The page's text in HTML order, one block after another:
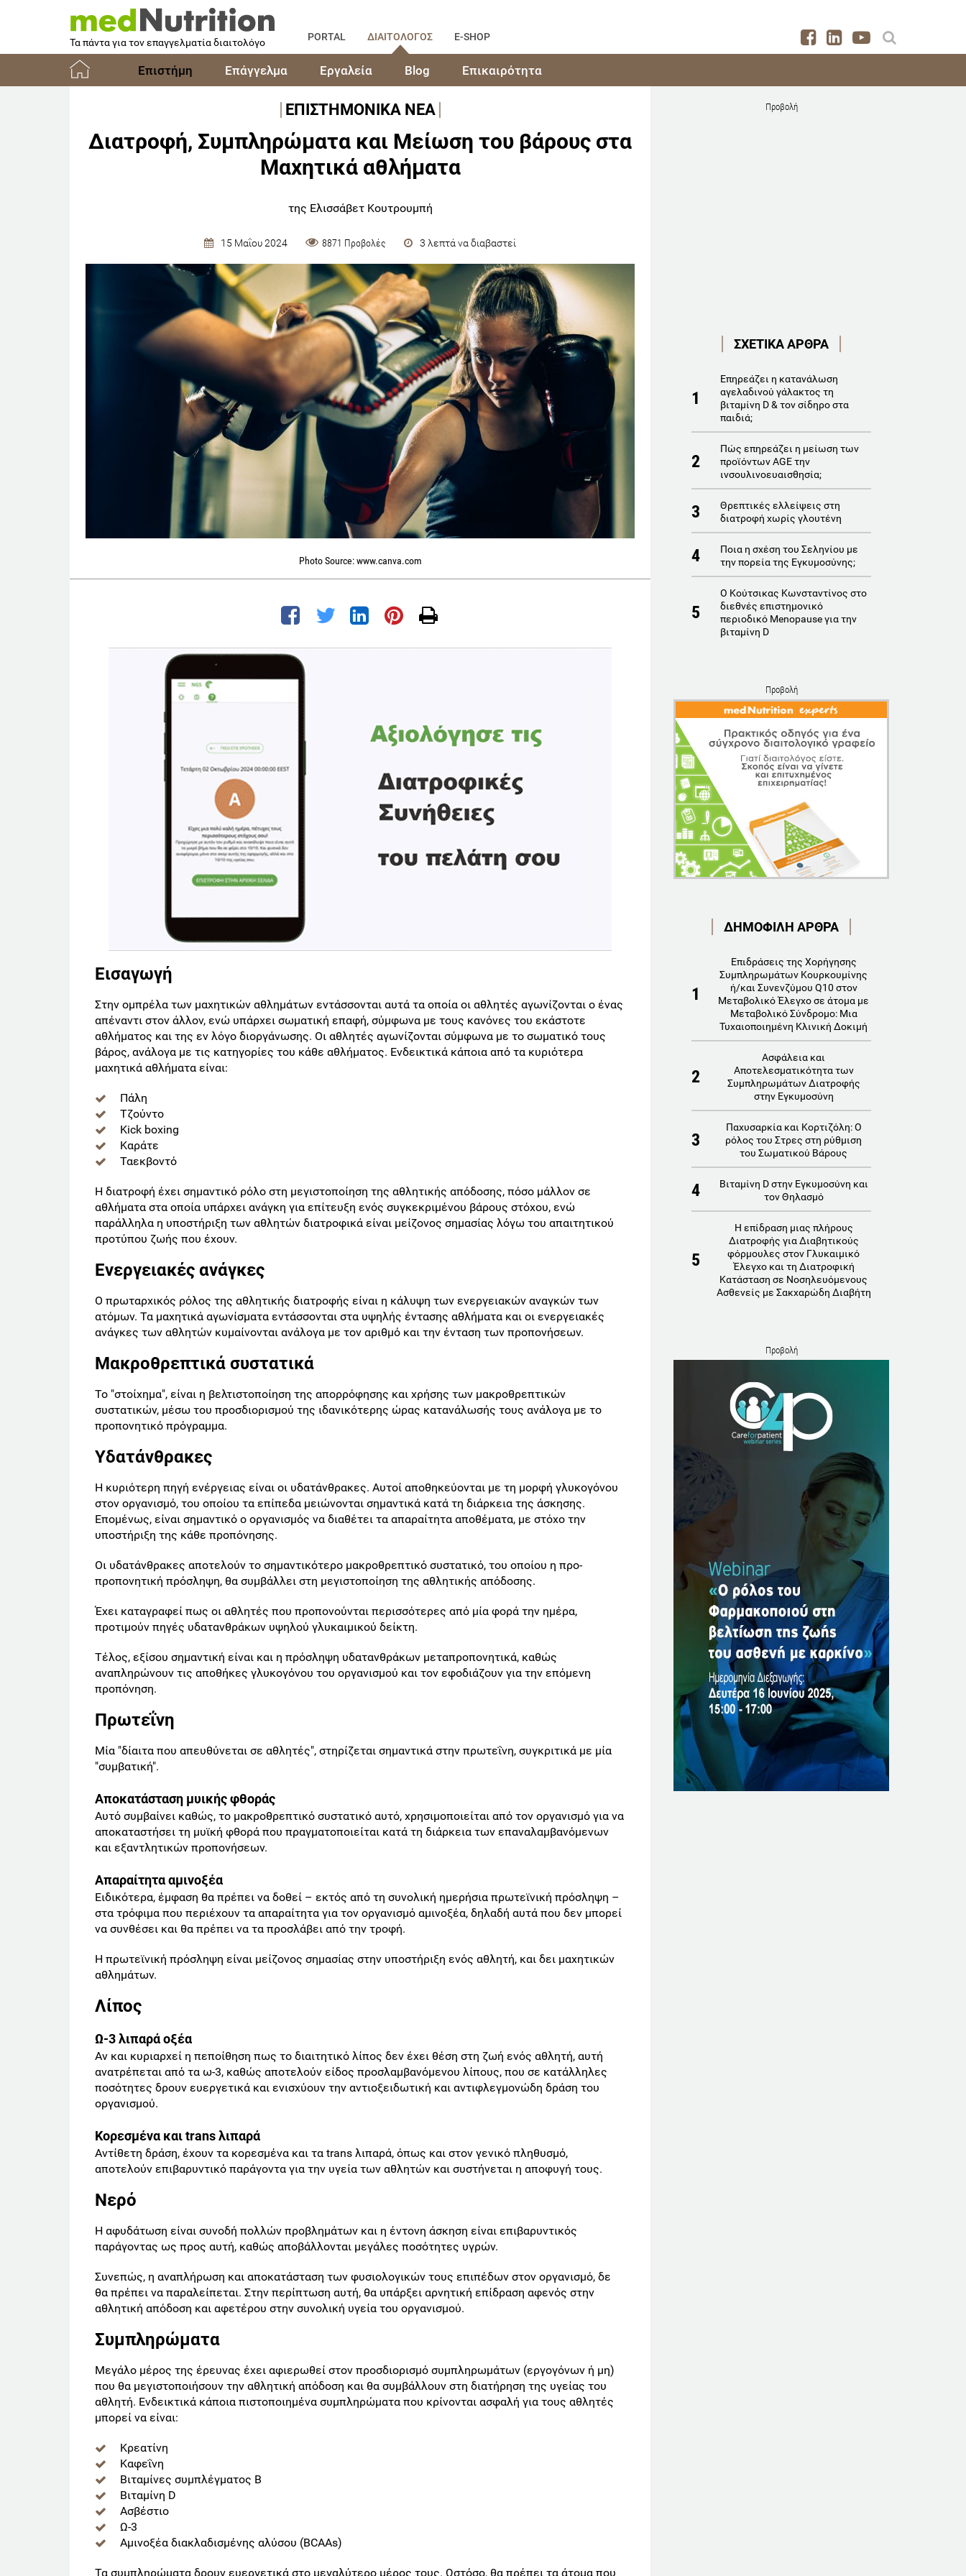
Τα πάντα για τον επαγγελματία διαιτολόγο PORTAL ΔΙΑΙΤΟΛΟΓΟΣ E-SHOP
Επιστήμη Επάγγελμα Εργαλεία Blog Επικαιρότητα
ΕΠΙΣΤΗΜΟΝΙΚΑ ΝΕΑ
Διατροφή, Συμπληρώματα και Μείωση του βάρους στα
Μαχητικά αθλήματα
της Ελισσάβετ Κουτρουμπή
15 Μαΐου 2024 8871 Προβολές 3 λεπτά να διαβαστεί
Photo Source: www.canva.com
Εισαγωγή
Στην ομπρέλα των μαχητικών αθλημάτων εντάσσονται αυτά τα οποία οι αθλητές αγωνίζονται ο ένας
απέναντι στον άλλον, ενώ υπάρχει σωματική επαφή, σύμφωνα με τους κανόνες του εκάστοτε
αθλήματος και της εν λόγο διοργάνωσης. Οι αθλητές αγωνίζονται σύμφωνα με το σωματικό τους
βάρος, ανάλογα με τις κατηγορίες του κάθε αθλήματος. Ενδεικτικά κάποια από τα κυριότερα
μαχητικά αθλήματα είναι:
Πάλη
Τζούντο
Kick boxing
Καράτε
Ταεκβοντό
Η διατροφή έχει σημαντικό ρόλο στη μεγιστοποίηση της αθλητικής απόδοσης, πόσο μάλλον σε
αθλήματα στα οποία υπάρχει ανάγκη για επίτευξη ενός συγκεκριμένου βάρους στόχου, ενώ
παράλληλα η υποστήριξη των αθλητών διατροφικά είναι μείζονος σημασίας λόγω του απαιτητικού
προτύπου ζωής που έχουν.
Ενεργειακές ανάγκες
Ο πρωταρχικός ρόλος της αθλητικής διατροφής είναι η κάλυψη των ενεργειακών αναγκών των
ατόμων. Τα μαχητικά αγωνίσματα εντάσσονται στα υψηλής έντασης αθλήματα και οι ενεργειακές
ανάγκες των αθλητών κυμαίνονται ανάλογα με τον αριθμό και την ένταση των προπονήσεων.
Μακροθρεπτικά συστατικά
Το "στοίχημα", είναι η βελτιστοποίηση της απορρόφησης και χρήσης των μακροθρεπτικών
συστατικών, μέσω του προσδιορισμού της ιδανικότερης ώρας κατανάλωσής τους ανάλογα με το
προπονητικό πρόγραμμα.
Υδατάνθρακες
Η κυριότερη πηγή ενέργειας είναι οι υδατάνθρακες. Αυτοί αποθηκεύονται με τη μορφή γλυκογόνου
στον οργανισμό, του οποίου τα επίπεδα μειώνονται σημαντικά κατά τη διάρκεια της άσκησης.
Επομένως, είναι σημαντικό ο οργανισμός να διαθέτει τα απαραίτητα αποθέματα, με στόχο την
υποστήριξη της κάθε προπόνησης.
Οι υδατάνθρακες αποτελούν το σημαντικότερο μακροθρεπτικό συστατικό, του οποίου η προ-
προπονητική πρόσληψη, θα συμβάλλει στη μεγιστοποίηση της αθλητικής απόδοσης.
Έχει καταγραφεί πως οι αθλητές που προπονούνται περισσότερες από μία φορά την ημέρα,
προτιμούν πηγές υδατανθράκων υψηλού γλυκαιμικού δείκτη.
Τέλος, εξίσου σημαντική είναι και η πρόσληψη υδατανθράκων μεταπροπονητικά, καθώς
αναπληρώνουν τις αποθήκες γλυκογόνου του οργανισμού και τον εφοδιάζουν για την επόμενη
προπόνηση.
Πρωτεΐνη
Μία "δίαιτα που απευθύνεται σε αθλητές", στηρίζεται σημαντικά στην πρωτεΐνη, συγκριτικά με μία
"συμβατική".
Αποκατάσταση μυικής φθοράς
Αυτό συμβαίνει καθώς, το μακροθρεπτικό συστατικό αυτό, χρησιμοποιείται από τον οργανισμό για να
αποκαταστήσει τη μυϊκή φθορά που πραγματοποιείται κατά τη διάρκεια των επαναλαμβανόμενων
και εξαντλητικών προπονήσεων.
Απαραίτητα αμινοξέα
Ειδικότερα, έμφαση θα πρέπει να δοθεί – εκτός από τη συνολική ημερήσια πρωτεϊνική πρόσληψη –
στα τρόφιμα που περιέχουν τα απαραίτητα για τον οργανισμό αμινοξέα, δηλαδή αυτά που δεν μπορεί
να συνθέσει και θα πρέπει να τα προσλάβει από την τροφή.
Η πρωτεϊνική πρόσληψη είναι μείζονος σημασίας στην υποστήριξη ενός αθλητή, και δει μαχητικών
αθλημάτων.
Λίπος
Ω-3 λιπαρά οξέα
Αν και κυριαρχεί η πεποίθηση πως το διαιτητικό λίπος δεν έχει θέση στη ζωή ενός αθλητή, αυτή
ανατρέπεται από τα ω-3, καθώς αποτελούν είδος προσλαμβανόμενου λίπους, που σε κατάλληλες
ποσότητες δρουν ευεργετικά και ενισχύουν την αντιοξειδωτική και αντιφλεγμονώδη δράση του
οργανισμού.
Κορεσμένα και trans λιπαρά
Αντίθετη δράση, έχουν τα κορεσμένα και τα trans λιπαρά, όπως και στον γενικό πληθυσμό,
αποτελούν επιβαρυντικό παράγοντα για την υγεία των αθλητών και συστήνεται η αποφυγή τους.
Νερό
Η αφυδάτωση είναι συνοδή πολλών προβλημάτων και η έντονη άσκηση είναι επιβαρυντικός
παράγοντας ως προς αυτή, καθώς αποβάλλονται μεγάλες ποσότητες υγρών.
Συνεπώς, η αναπλήρωση και αποκατάσταση των φυσιολογικών τους επιπέδων στον οργανισμό, δε
θα πρέπει να παραλείπεται. Στην περίπτωση αυτή, θα υπάρξει αρνητική επίδραση αφενός στην
αθλητική απόδοση και αφετέρου στην συνολική υγεία του οργανισμού.
Συμπληρώματα
Μεγάλο μέρος της έρευνας έχει αφιερωθεί στον προσδιορισμό συμπληρωμάτων (εργογόνων ή μη)
που θα μεγιστοποιήσουν την αθλητική απόδοση και θα συμβάλλουν στη διατήρηση της υγείας του
αθλητή. Ενδεικτικά κάποια πιστοποιημένα συμπληρώματα που κρίνονται ασφαλή για τους αθλητές
μπορεί να είναι:
Κρεατίνη
Καφεΐνη
Βιταμίνες συμπλέγματος Β
Βιταμίνη D
Ασβέστιο
Ω-3
Αμινοξέα διακλαδισμένης αλύσου (BCAAs)
Τα συμπληρώματα δρουν ευεργετικά στο μεγαλύτερο μέρος τους. Ωστόσο, θα πρέπει τα άτομα που
Προβολή
ΣΧΕΤΙΚΑ ΑΡΘΡΑ
1
Επηρεάζει η κατανάλωση
αγελαδινού γάλακτος τη
βιταμίνη D & τον σίδηρο στα
παιδιά;
2
Πώς επηρεάζει η μείωση των
προϊόντων AGE την
ινσουλινοευαισθησία;
3
Θρεπτικές ελλείψεις στη
διατροφή χωρίς γλουτένη
4
Ποια η σχέση του Σεληνίου με
την πορεία της Εγκυμοσύνης;
5
Ο Κούτσικας Κωνσταντίνος στο
διεθνές επιστημονικό
περιοδικό Menopause για την
βιταμίνη D
ΔΗΜΟΦΙΛΗ ΑΡΘΡΑ
1
Επιδράσεις της Χορήγησης
Συμπληρωμάτων Κουρκουμίνης
ή/και Συνενζύμου Q10 στον
Μεταβολικό Έλεγχο σε άτομα με
Μεταβολικό Σύνδρομο: Μια
Τυχαιοποιημένη Κλινική Δοκιμή
2
Ασφάλεια και
Αποτελεσματικότητα των
Συμπληρωμάτων Διατροφής
στην Εγκυμοσύνη
3
Παχυσαρκία και Κορτιζόλη: Ο
ρόλος του Στρες στη ρύθμιση
του Σωματικού Βάρους
4
Βιταμίνη D στην Εγκυμοσύνη και
τον Θηλασμό
5
Η επίδραση μιας πλήρους
Διατροφής για Διαβητικούς
φόρμουλες στον Γλυκαιμικό
Έλεγχο και τη Διατροφική
Κατάσταση σε Νοσηλευόμενους
Ασθενείς με Σακχαρώδη Διαβήτη
Προβολή
Προβολή